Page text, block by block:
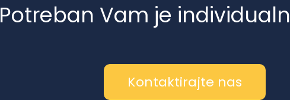
Potreban Vam je
Kontaktirajte nas